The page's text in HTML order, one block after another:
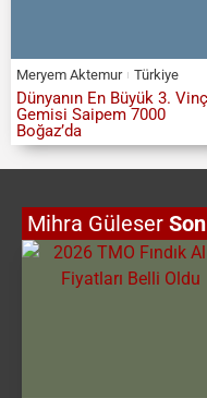
Meryem Aktemur Türkiye
Dünyanın En Büyük 3. Vinç
Gemisi Saipem 7000
Boğaz’da
Mihra Güleser